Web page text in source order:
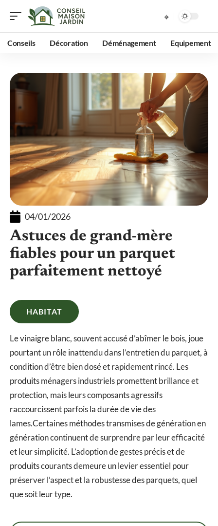
Conseils Décoration Déménagement Equipement
04/01/2026
Astuces de grand-mère
fiables pour un parquet
parfaitement nettoyé
HABITAT
Le vinaigre blanc, souvent accusé d’abîmer le bois, joue
pourtant un rôle inattendu dans l’entretien du parquet, à
condition d’être bien dosé et rapidement rincé. Les
produits ménagers industriels promettent brillance et
protection, mais leurs composants agressifs
raccourcissent parfois la durée de vie des
lames.Certaines méthodes transmises de génération en
génération continuent de surprendre par leur efficacité
et leur simplicité. L’adoption de gestes précis et de
produits courants demeure un levier essentiel pour
préserver l’aspect et la robustesse des parquets, quel
que soit leur type.